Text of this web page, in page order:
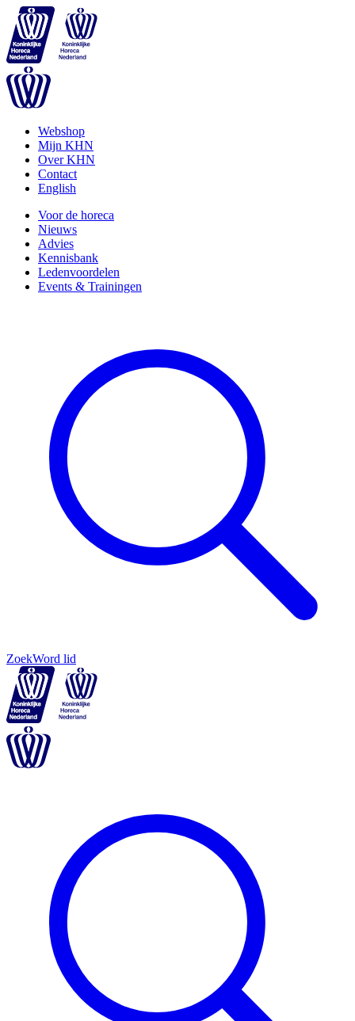
Webshop
Mijn KHN
Over KHN
Contact
English
Voor de horeca
Nieuws
Advies
Kennisbank
Ledenvoordelen
Events & Trainingen
ZoekWord lid